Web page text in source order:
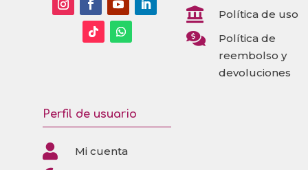
 Política de uso

Política de
reembolso y
devoluciones
Perfil de usuario
 Mi cuenta